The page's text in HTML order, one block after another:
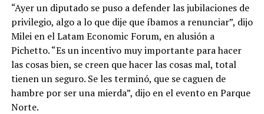
“Ayer un diputado se puso a defender las jubilaciones de
privilegio, algo a lo que dije que íbamos a renunciar”, dijo
Milei en el Latam Economic Forum, en alusión a
Pichetto. “Es un incentivo muy importante para hacer
las cosas bien, se creen que hacer las cosas mal, total
tienen un seguro. Se les terminó, que se caguen de
hambre por ser una mierda”, dijo en el evento en Parque
Norte.